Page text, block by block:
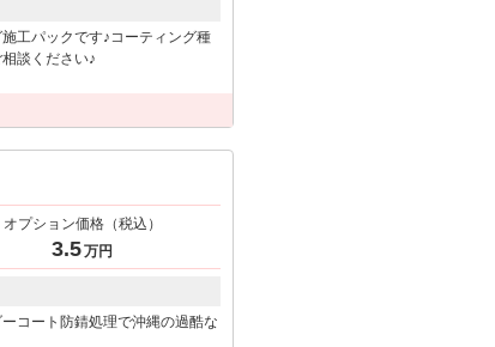
工パックです♪コーティング種
談ください♪
オプション価格（税込）
3.5万円
コート防錆処理で沖縄の過酷な